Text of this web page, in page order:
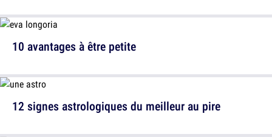
10 avantages à être petite
12 signes astrologiques du meilleur au pire